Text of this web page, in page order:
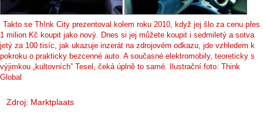
Takto se Th!nk City prezentoval kolem roku 2010, když jej šlo za cenu přes
1 milion Kč koupit jako nový. Dnes si jej můžete koupit i sedmiletý a sotva
jetý za 100 tisíc, jak ukazuje inzerát na zdrojovém odkazu, jde vzhledem k
pokroku o prakticky bezcenné auto. A současné elektromobily, teoreticky s
výjimkou „kultovních” Tesel, čeká úplně to samé. Ilustrační foto: Think
Global
Zdroj: Marktplaats